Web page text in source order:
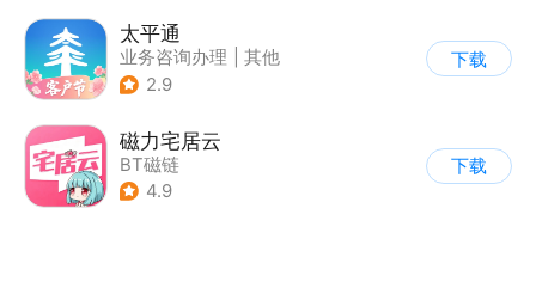
太平通
业务咨询办理
其他
2.9
下载
磁力宅居云
BT磁链
4.9
下载